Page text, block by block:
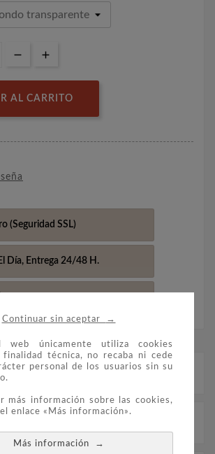
Continuar sin aceptar →
web únicamente utiliza cookies
finalidad técnica, no recaba ni cede
personal de los usuarios sin su
más información sobre las cookies,
enlace «Más información».
Más información →
AL CARRITO
(Seguridad SSL)
Día, Entrega 24/48 H.
Descripción